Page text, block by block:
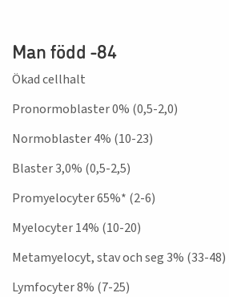
Man född -84
Ökad cellhalt
Pronormoblaster 0% (0,5-2,0)
Normoblaster 4% (10-23)
Blaster 3,0% (0,5-2,5)
Promyelocyter 65%* (2-6)
Myelocyter 14% (10-20)
Metamyelocyt, stav och seg 3% (33-48)
Lymfocyter 8% (7-25)